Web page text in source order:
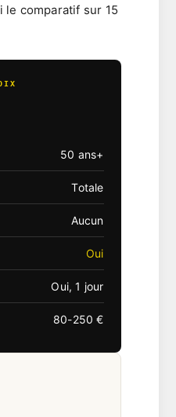
le comparatif sur 15
50 ans+
Totale
Aucun
Oui
Oui, 1 jour
80-250 €